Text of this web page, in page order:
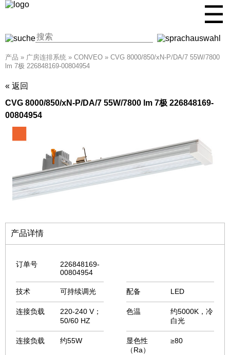
☰
产品 » 广房连排系统 » CONVEO » CVG 8000/850/xN-P/DA/7 55W/7800
lm 7极 226848169-00804954
« 返回
CVG 8000/850/xN-P/DA/7 55W/7800 lm 7极 226848169-
00804954
产品详情
订单号
226848169-
00804954
技术 可持续调光
连接负载
220-240 V；
50/60 HZ
连接负载 约55W
配备 LED
色温
约5000K，冷
白光
显色性
（Ra）
≥80